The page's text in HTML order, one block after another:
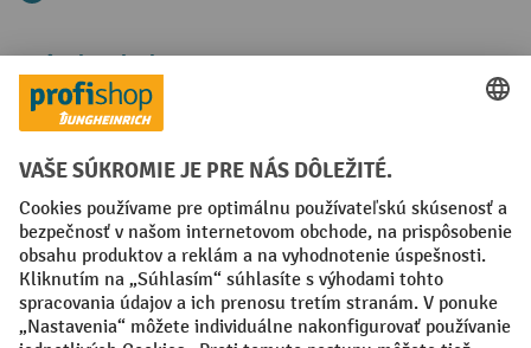
Spôsoby platby
Creditcard (Master)Creditcard (Visa)
Faktúra Predplatba
Sociálne siete
Facebook
YouTube
LinkedIn